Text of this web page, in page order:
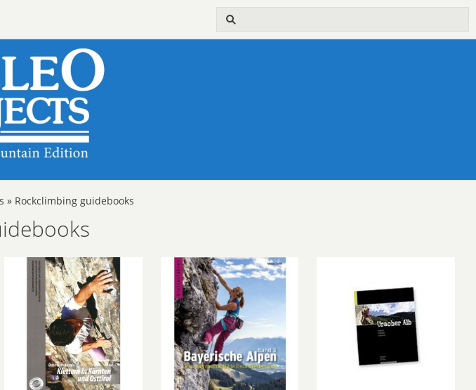
» Rockclimbing guidebooks